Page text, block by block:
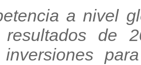
a nivel
resultados de
inversiones